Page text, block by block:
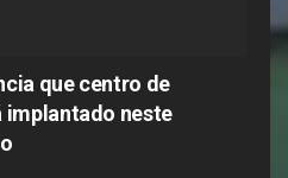
que centro de
implantado neste